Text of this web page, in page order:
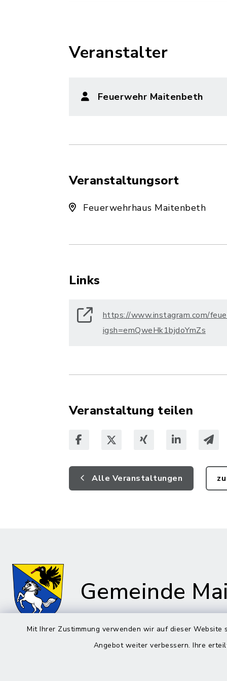
Mit Ihrer Zustimmung verwenden wir auf dieser
Angebot weiter verbessern. Ihre
Veranstalter
Feuerwehr Maitenbeth
Veranstaltungsort
Feuerwehrhaus Maitenbeth
Links
https://www.instagram.com/
igsh=emQweHk1bjdoYmZs
Veranstaltung teilen
Alle Veranstaltungen
Gemeinde